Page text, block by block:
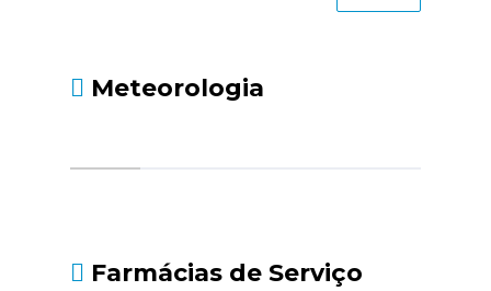
independentes.Até quando
Declaração Modelo 3 de
social.pt/noticias/-/asset_publisher/
Meteorologia
Farmácias de Serviço